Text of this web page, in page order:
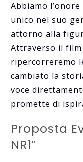
Abbiamo
unico nel suo
attorno alla
Attraverso il film
ripercorreremo
cambiato la
voce
promette di
Proposta
NR1”